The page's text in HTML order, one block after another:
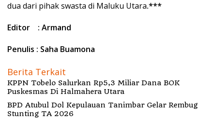
dua dari pihak swasta di Maluku Utara.***
Editor : Armand
Penulis : Saha Buamona
Berita Terkait
KPPN Tobelo Salurkan Rp5,3 Miliar Dana BOK
Puskesmas Di Halmahera Utara
BPD Atubul Dol Kepulauan Tanimbar Gelar Rembug
Stunting TA 2026